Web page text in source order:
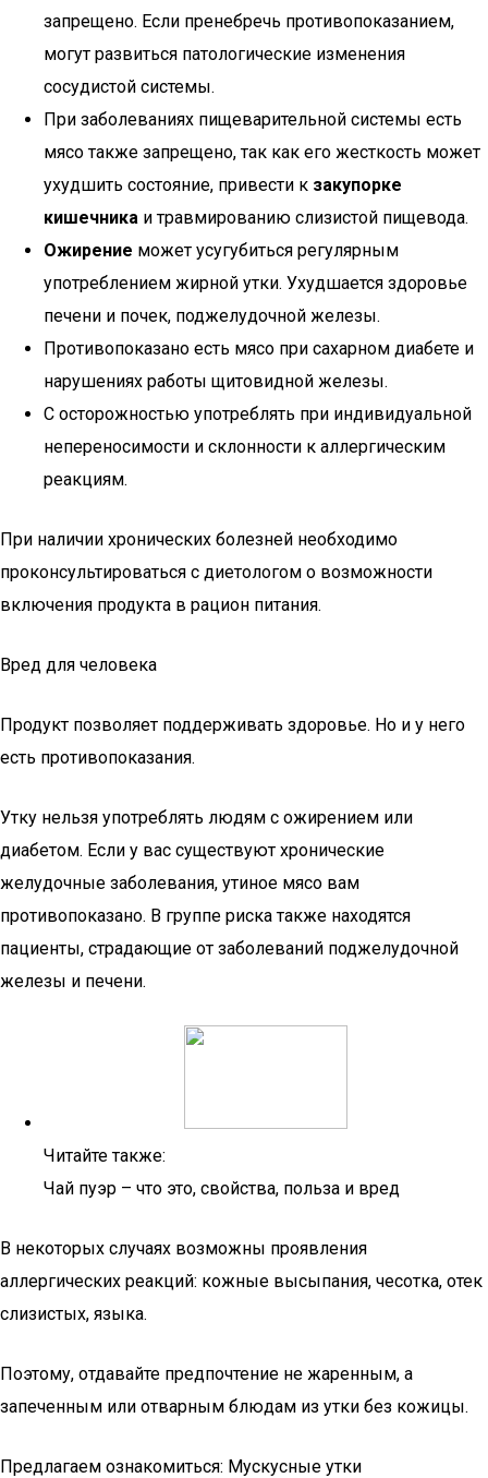
запрещено. Если пренебречь противопоказанием,
могут развиться патологические изменения
сосудистой системы.
При заболеваниях пищеварительной системы есть
мясо также запрещено, так как его жесткость может
ухудшить состояние, привести к закупорке
кишечника и травмированию слизистой пищевода.
Ожирение может усугубиться регулярным
употреблением жирной утки. Ухудшается здоровье
печени и почек, поджелудочной железы.
Противопоказано есть мясо при сахарном диабете и
нарушениях работы щитовидной железы.
С осторожностью употреблять при индивидуальной
непереносимости и склонности к аллергическим
реакциям.
При наличии хронических болезней необходимо
проконсультироваться с диетологом о возможности
включения продукта в рацион питания.
Вред для человека
Продукт позволяет поддерживать здоровье. Но и у него
есть противопоказания.
Утку нельзя употреблять людям с ожирением или
диабетом. Если у вас существуют хронические
желудочные заболевания, утиное мясо вам
противопоказано. В группе риска также находятся
пациенты, страдающие от заболеваний поджелудочной
железы и печени.
Читайте также:
Чай пуэр – что это, свойства, польза и вред
В некоторых случаях возможны проявления
аллергических реакций: кожные высыпания, чесотка, отек
слизистых, языка.
Поэтому, отдавайте предпочтение не жаренным, а
запеченным или отварным блюдам из утки без кожицы.
Предлагаем ознакомиться: Мускусные утки